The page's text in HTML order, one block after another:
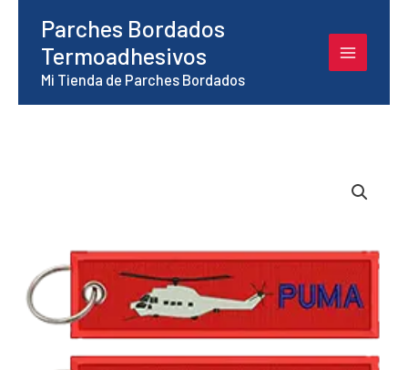
contenido
Parches Bordados
Termoadhesivos
Mi Tienda de Parches Bordados